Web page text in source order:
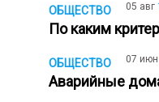
ОБЩЕСТВО 05 авг
По каким
ОБЩЕСТВО 07 июн
Аварийные